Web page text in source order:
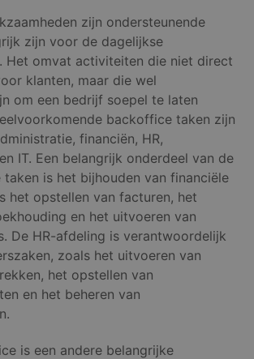
zijn ondersteunende
zijn voor de dagelijkse
Het omvat activiteiten die niet direct
klanten, maar die wel
om een bedrijf soepel te laten
backoffice taken zijn
financiën, HR,
IT. Een belangrijk onderdeel van de
is het bijhouden van financiële
het opstellen van facturen, het
en het uitvoeren van
De HR-afdeling is verantwoordelijk
zoals het uitvoeren van
het opstellen van
en het beheren van
is een andere belangrijke